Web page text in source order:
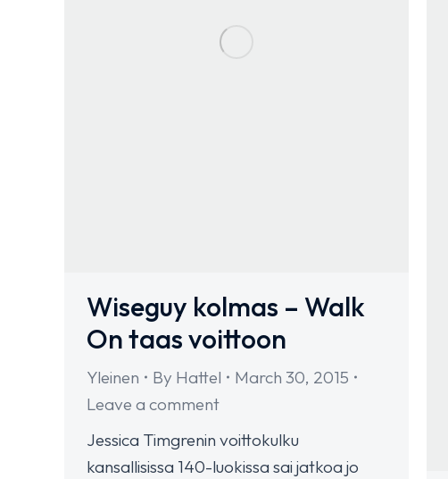
Wiseguy kolmas – Walk
On taas voittoon
Yleinen By Hattel
March 30, 2015
Leave a comment
Jessica Timgrenin voittokulku
kansallisissa 140-luokissa sai jatkoa jo